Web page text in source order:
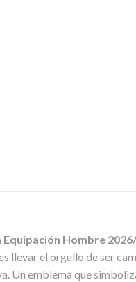
Hombre
llevar el orgullo de ser
Un emblema que